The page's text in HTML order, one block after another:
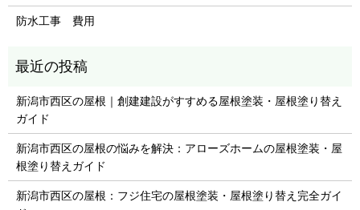
防水工事 費用
新潟市西区の屋根｜創建建設がすすめる屋根塗装・屋根塗り替え
ガイド
新潟市西区の屋根の悩みを解決：アローズホームの屋根塗装・屋
根塗り替えガイド
新潟市西区の屋根：フジ住宅の屋根塗装・屋根塗り替え完全ガイ